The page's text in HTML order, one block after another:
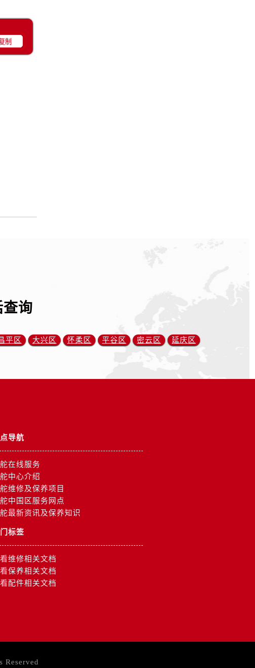
制
询
平区 大兴区 怀柔区 平谷区 密云区 延庆区
导航
在线服务
中心介绍
维修及保养项目
中国区服务网点
最新资讯及保养知识
标签
维修相关文档
保养相关文档
配件相关文档
Reserved